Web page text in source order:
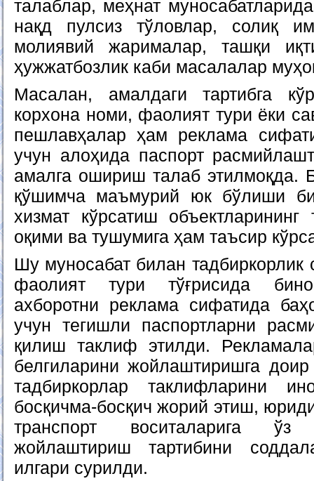
талаблар, меҳнат
нақд пулсиз тўловлар, солиқ
молиявий жарималар, ташқи
ҳужжатбозлик каби масалалар
Масалан, амалдаги тартибга
корхона номи, фаолият тури ёки
пешлавҳалар ҳам реклама
учун алоҳида паспорт
амалга ошириш талаб этилмоқда.
қўшимча маъмурий юк бўлиши
хизмат кўрсатиш
оқими ва тушумига ҳам таъсир
Шу муносабат билан тадбиркорлик
фаолият тури тўғрисида
ахборотни реклама сифатида
учун тегишли паспортларни
қилиш таклиф этилди.
белгиларини жойлаштиришга
тадбиркорлар таклифларини
босқичма-босқич жорий этиш,
транспорт воситаларига
жойлаштириш тартибини
илгари сурилди.